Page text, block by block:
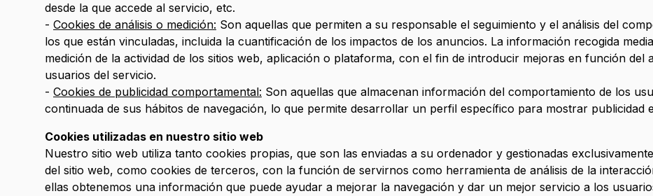
desde la que accede al servicio, etc.
- Cookies de análisis o medición: Son aquellas que permiten a su responsable el seguimiento y el análisis del
los que están vinculadas, incluida la cuantificación de los impactos de los anuncios. La información recogida
medición de la actividad de los sitios web, aplicación o plataforma, con el fin de introducir mejoras en función del
usuarios del servicio.
- Cookies de publicidad comportamental: Son aquellas que almacenan información del comportamiento de los
continuada de sus hábitos de navegación, lo que permite desarrollar un perfil específico para mostrar publicidad
Cookies utilizadas en nuestro sitio web
Nuestro sitio web utiliza tanto cookies propias, que son las enviadas a su ordenador y gestionadas
del sitio web, como cookies de terceros, con la función de servirnos como herramienta de análisis de la
ellas obtenemos una información que puede ayudar a mejorar la navegación y dar un mejor servicio a los